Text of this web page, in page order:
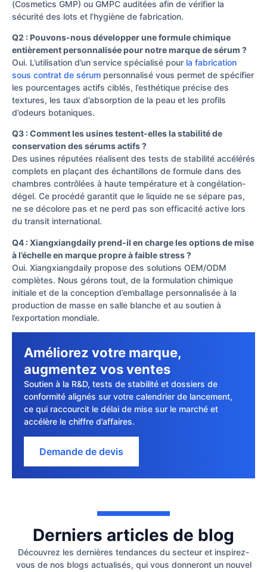
(Cosmetics GMP) ou GMPC auditées afin de vérifier la
sécurité des lots et l’hygiène de fabrication.
Q2 : Pouvons-nous développer une formule chimique
entièrement personnalisée pour notre marque de sérum ?
Oui. L’utilisation d’un service spécialisé pour la fabrication
sous contrat de sérum personnalisé vous permet de spécifier
les pourcentages actifs ciblés, l’esthétique précise des
textures, les taux d’absorption de la peau et les profils
d’odeurs botaniques.
Q3 : Comment les usines testent-elles la stabilité de
conservation des sérums actifs ?
Des usines réputées réalisent des tests de stabilité accélérés
complets en plaçant des échantillons de formule dans des
chambres contrôlées à haute température et à congélation-
dégel. Ce procédé garantit que le liquide ne se sépare pas,
ne se décolore pas et ne perd pas son efficacité active lors
du transit international.
Q4 : Xiangxiangdaily prend-il en charge les options de mise
à l’échelle en marque propre à faible stress ?
Oui. Xiangxiangdaily propose des solutions OEM/ODM
complètes. Nous gérons tout, de la formulation chimique
initiale et de la conception d’emballage personnalisée à la
production de masse en salle blanche et au soutien à
l’exportation mondiale.
Améliorez votre marque,
augmentez vos ventes
Soutien à la R&D, tests de stabilité et dossiers de
conformité alignés sur votre calendrier de lancement,
ce qui raccourcit le délai de mise sur le marché et
accélère le chiffre d’affaires.
Demande de devis
Derniers articles de blog
Découvrez les dernières tendances du secteur et inspirez-
vous de nos blogs actualisés, qui vous donneront un nouvel